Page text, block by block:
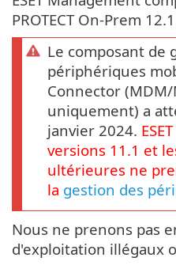
PROTECT On-Prem
Le composant de
périphériques
Connector (MDM/
uniquement) a
janvier 2024.
versions 11.1 et
ultérieures ne
la gestion des
Nous ne prenons pas
d'exploitation illégaux